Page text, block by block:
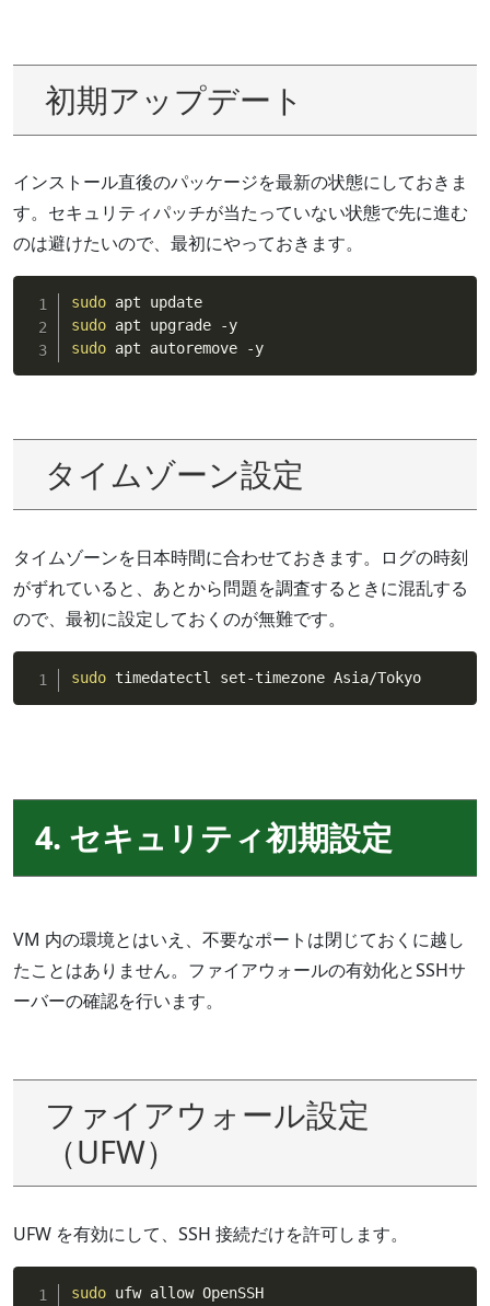
初期アップデート
インストール直後のパッケージを最新の状態にしておきま
す。セキュリティパッチが当たっていない状態で先に進む
のは避けたいので、最初にやっておきます。
sudo
sudo
sudo apt autoremove -y
タイムゾーン設定
タイムゾーンを日本時間に合わせておきます。ログの時刻
がずれていると、あとから問題を調査するときに混乱する
ので、最初に設定しておくのが無難です。
sudo timedatectl set-timezone Asia/Tokyo
4. セキュリティ初期設定
VM 内の環境とはいえ、不要なポートは閉じておくに越し
たことはありません。ファイアウォールの有効化とSSHサ
ーバーの確認を行います。
ファイアウォール設定
（UFW）
UFW を有効にして、SSH 接続だけを許可します。
sudo